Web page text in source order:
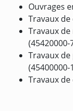
Ouvrages
Travaux
Travaux
(45420000-
Travaux
(45400000-
Travaux